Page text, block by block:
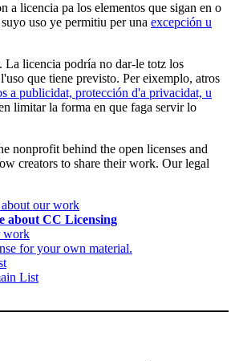
a licencia pa los elementos que sigan en o
uso ye permitiu per una excepción u
La licencia podría no dar-le totz los
que tiene previsto. Per eixemplo, atros
a publicidat, protección d'a privacidat, u
limitar la forma en que faga servir lo
nonprofit behind the open licenses and
creators to share their work. Our legal
our work
about CC Licensing
work
for your own material.
List